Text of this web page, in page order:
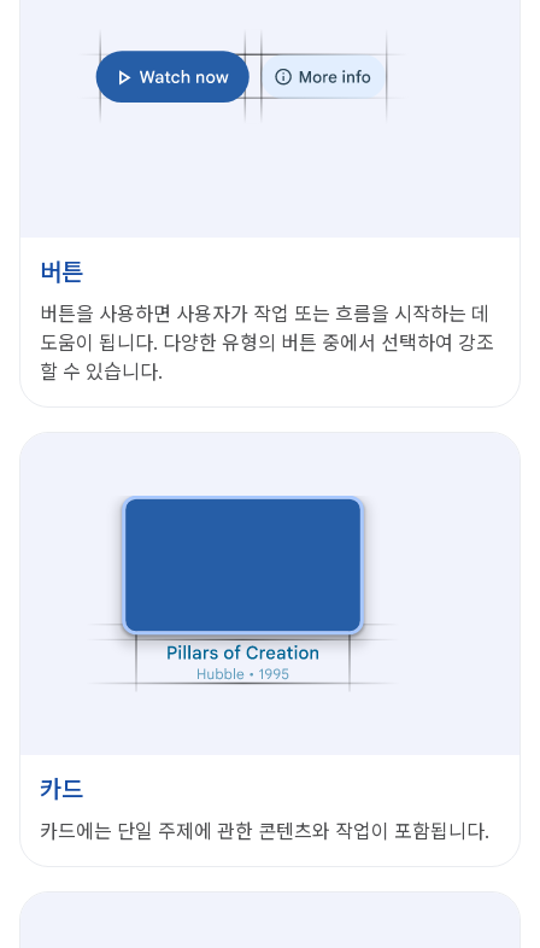
버튼
버튼을 사용하면 사용자가 작업 또는 흐름을 시작하는 데
도움이 됩니다. 다양한 유형의 버튼 중에서 선택하여 강조
할 수 있습니다.
카드
카드에는 단일 주제에 관한 콘텐츠와 작업이 포함됩니다.